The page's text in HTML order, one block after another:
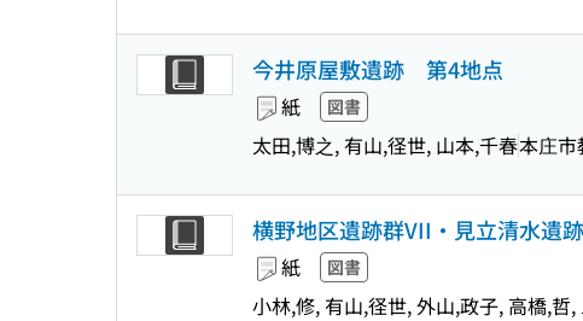
今井原屋敷遺跡 第4地点
紙 図書
太田,博之, 有山,径世, 山本,千春本庄市
横野地区遺跡群VII・見立清水遺跡
紙 図書
小林,修, 有山,径世, 外山,政子, 高橋,哲,